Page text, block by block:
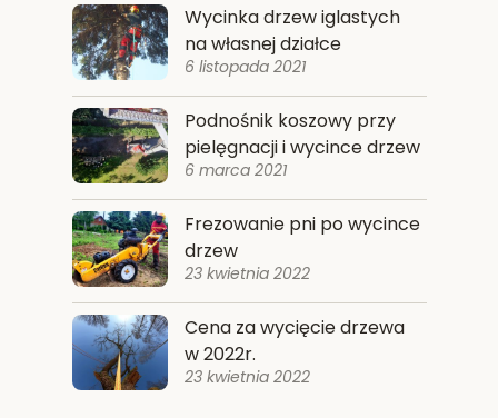
Wycinka drzew iglastych
na własnej działce
6 listopada 2021
Podnośnik koszowy przy
pielęgnacji i wycince drzew
6 marca 2021
Frezowanie pni po wycince
drzew
23 kwietnia 2022
Cena za wycięcie drzewa
w 2022r.
23 kwietnia 2022